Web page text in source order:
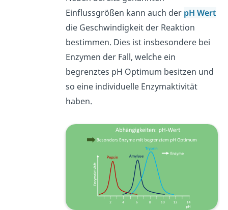
Einflussgrößen kann auch der pH Wert
die Geschwindigkeit der Reaktion
bestimmen. Dies ist insbesondere bei
Enzymen der Fall, welche ein
begrenztes pH Optimum besitzen und
so eine individuelle Enzymaktivität
haben.